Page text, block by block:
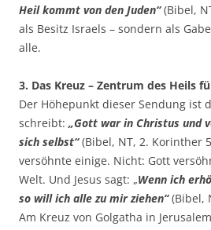
Heil kommt von den Juden“(Bibel,
als Besitz Israels – sondern als
alle.
3. Das Kreuz – Zentrum des Heils
Der Höhepunkt dieser Sendung ist
schreibt: „Gott war in Christus und
sich selbst“(Bibel, NT, 2. Korinther
versöhnte einige. Nicht: Gott
Welt. Und Jesus sagt: „Wenn ich
so will ich alle zu mir ziehen“(Bibel,
Am Kreuz von Golgatha in